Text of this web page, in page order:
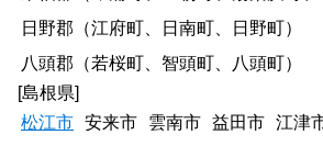
日野郡（江府町、日南町、日野町）
八頭郡（若桜町、智頭町、八頭町）
[島根県]
松江市 安来市 雲南市 益田市 江津